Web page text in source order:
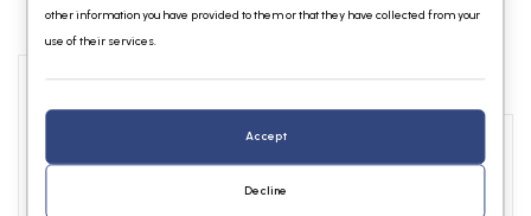
Info Reviews
0
other information you have provided to them or that they have collected from your
use of their services.
Accept
Decline